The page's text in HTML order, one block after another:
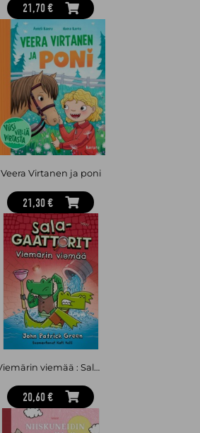
21,70 €
Veera Virtanen ja poni
21,30 €
Viemärin viemää : Salagaattorit 2
20,60 €